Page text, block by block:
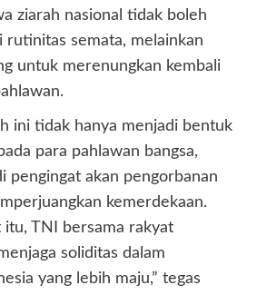
ziarah nasional tidak boleh
rutinitas semata, melainkan
untuk merenungkan kembali
ini tidak hanya menjadi bentuk
para pahlawan bangsa,
pengingat akan pengorbanan
kemerdekaan.
itu, TNI bersama rakyat
soliditas dalam
yang lebih maju,” tegas